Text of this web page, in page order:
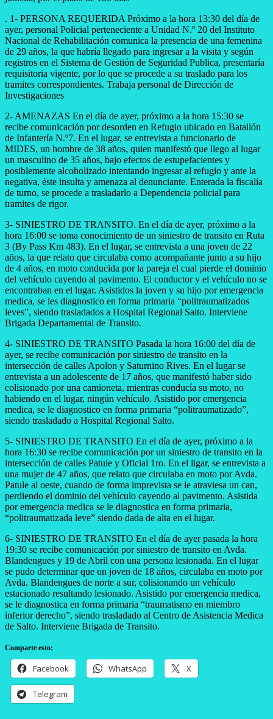
. 1- PERSONA REQUERIDA Próximo a la hora 13:30 del día de
ayer, personal Policial perteneciente a Unidad N.º 20 del Instituto
Nacional de Rehabilitación comunica la presencia de una femenina
de 29 años, la que habría llegado para ingresar a la visita y según
registros en el Sistema de Gestión de Seguridad Publica, presentaría
requisitoria vigente, por lo que se procede a su traslado para los
tramites correspondientes. Trabaja personal de Dirección de
Investigaciones
2- AMENAZAS En el día de ayer, próximo a la hora 15:30 se
recibe comunicación por desorden en Refugio ubicado en Batallón
de Infantería N.º7. En el lugar, se entrevista a funcionario de
MIDES, un hombre de 38 años, quien manifestó que llego al lugar
un masculino de 35 años, bajo efectos de estupefacientes y
posiblemente alcoholizado intentando ingresar al refugio y ante la
negativa, éste insulta y amenaza al denunciante. Enterada la fiscalía
de turno, se procede a trasladarlo a Dependencia policial para
tramites de rigor.
3- SINIESTRO DE TRANSITO. En el día de ayer, próximo a la
hora 16:00 se toma conocimiento de un siniestro de transito en Ruta
3 (By Pass Km 483). En el lugar, se entrevista a una joven de 22
años, la que relato que circulaba como acompañante junto a su hijo
de 4 años, en moto conducida por la pareja el cual pierde el dominio
del vehículo cayendo al pavimento. El conductor y el vehículo no se
encontraban en el lugar. Asistidos la joven y su hijo por emergencia
medica, se les diagnostico en forma primaria “politraumatizados
leves”, siendo trasladados a Hospital Regional Salto. Interviene
Brigada Departamental de Transito.
4- SINIESTRO DE TRANSITO Pasada la hora 16:00 del día de
ayer, se recibe comunicación por siniestro de transito en la
intersección de calles Apolon y Saturnino Rives. En el lugar se
entrevista a un adolescente de 17 años, que manifestó haber sido
colisionado por una camioneta, mientras conducía su moto, no
habiendo en el lugar, ningún vehículo. Asistido por emergencia
medica, se le diagnostico en forma primaria “politraumatizado”,
siendo trasladado a Hospital Regional Salto.
5- SINIESTRO DE TRANSITO En el día de ayer, próximo a la
hora 16:30 se recibe comunicación por un siniestro de transito en la
intersección de calles Patule y Oficial 1ro. En el ligar, se entrevista a
una mujer de 47 años, que relato que circulaba en moto por Avda.
Patule al oeste, cuando de forma imprevista se le atraviesa un can,
perdiendo el dominio del vehículo cayendo al pavimento. Asistida
por emergencia medica se le diagnostica en forma primaria,
“politraumatizada leve” siendo dada de alta en el lugar.
6- SINIESTRO DE TRANSITO En el día de ayer pasada la hora
19:30 se recibe comunicación por siniestro de transito en Avda.
Blandengues y 19 de Abril con una persona lesionada. En el lugar
se pudo determinar que un joven de 18 años, circulaba en moto por
Avda. Blandengues de norte a sur, colisionando un vehículo
estacionado resultando lesionado. Asistido por emergencia medica,
se le diagnostica en forma primaria “traumatismo en miembro
inferior derecho”, siendo trasladado al Centro de Asistencia Medica
de Salto. Interviene Brigada de Transito.
Comparte esto:
Facebook WhatsApp X
Telegram